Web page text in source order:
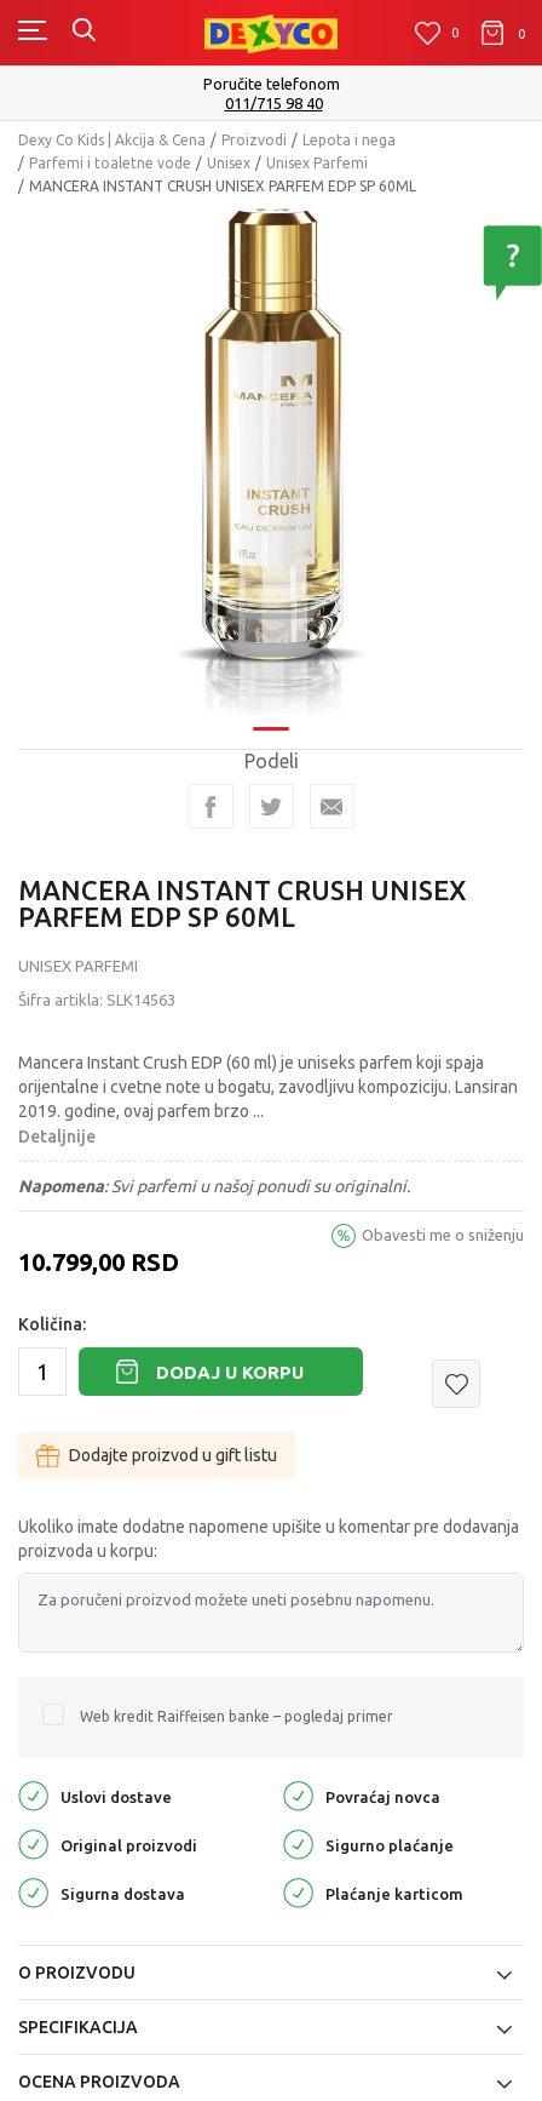
0 0 0
Poručite telefonom
011/715 98 40
Dexy Co Kids | Akcija & Cena Proizvodi
Lepota i nega
Parfemi i toaletne vode
Unisex
Unisex Parfemi
MANCERA INSTANT CRUSH UNISEX PARFEM EDP SP 60ML
Podeli
MANCERA INSTANT CRUSH UNISEX
PARFEM EDP SP 60ML
UNISEX PARFEMI
Šifra artikla: SLK14563
Mancera Instant Crush EDP (60 ml) je uniseks parfem koji spaja
orijentalne i cvetne note u bogatu, zavodljivu kompoziciju. Lansiran
2019. godine, ovaj parfem brzo ...
Detaljnije
Napomena:Svi parfemi u našoj ponudi su originalni.
10.799,00 RSD
Obavesti me o sniženju
Količina:
DODAJ U KORPU
Dodajte proizvod u gift listu
Ukoliko imate dodatne napomene upišite u komentar pre dodavanja
proizvoda u korpu:
Web kredit Raiffeisen banke – pogledaj primer
Uslovi dostave Povraćaj novca
Original proizvodi Sigurno plaćanje
Sigurna dostava Plaćanje karticom
O PROIZVODU
SPECIFIKACIJA
OCENA PROIZVODA